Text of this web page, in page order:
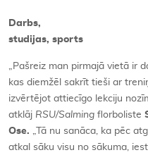
Darbs,
studijas, sports
„Pašreiz man pirmajā vietā ir
kas diemžēl sakrīt tieši ar
izvērtējot attiecīgo lekciju
atklāj RSU/Salming florboliste
Ose. „Tā nu sanāca, ka pēc
atkal sāku visu no sākuma,